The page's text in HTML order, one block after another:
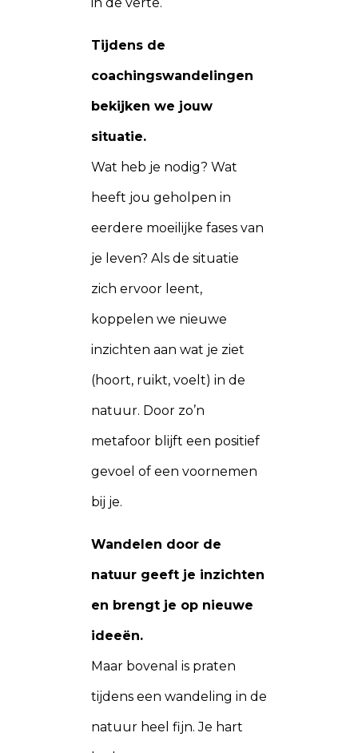
Tijdens de
coachingswandelingen
bekijken we jouw
situatie.
Wat heb je nodig? Wat
heeft jou geholpen in
eerdere moeilijke fases van
je leven? Als de situatie
zich ervoor leent,
koppelen we nieuwe
inzichten aan wat je ziet
(hoort, ruikt, voelt) in de
natuur. Door zo’n
metafoor blijft een positief
gevoel of een voornemen
bij je.
Wandelen door de
natuur geeft je inzichten
en brengt je op nieuwe
ideeën.
Maar bovenal is praten
tijdens een wandeling in de
natuur heel fijn. Je hart